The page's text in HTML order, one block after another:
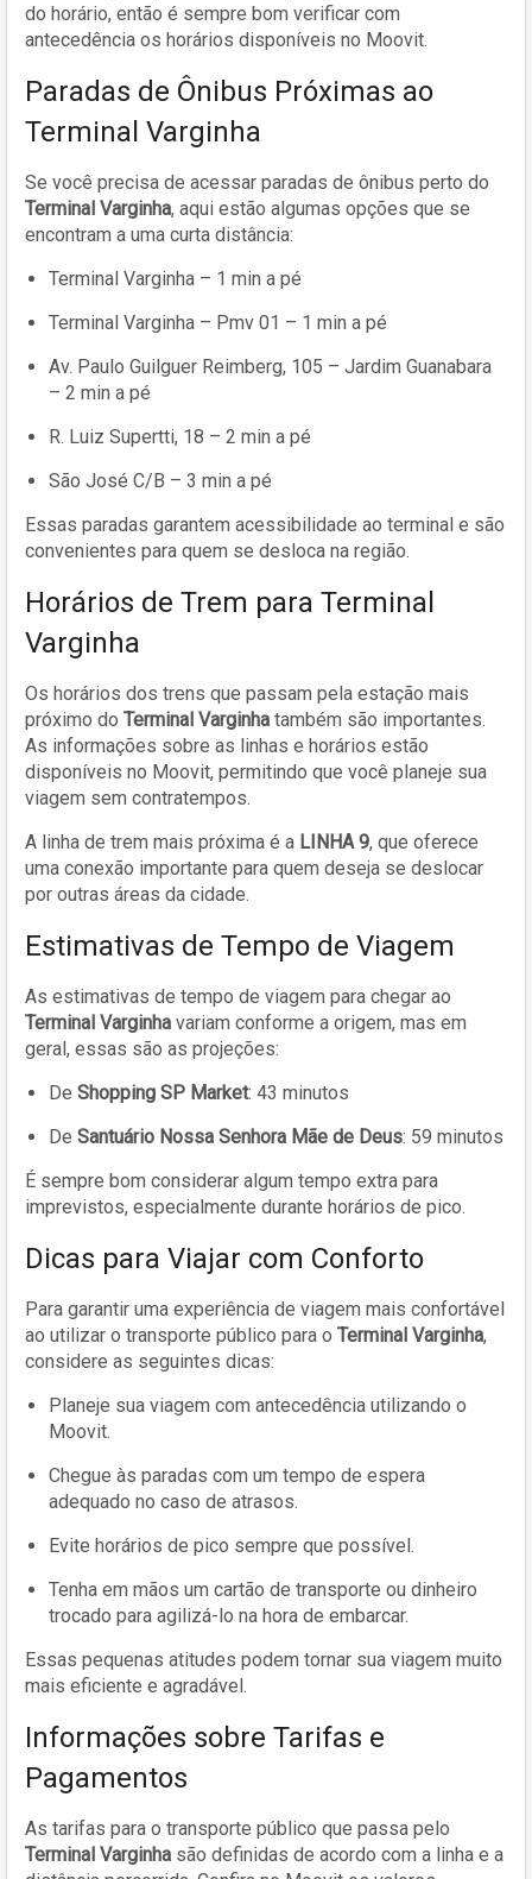
do horário, então é sempre bom verificar com
antecedência os horários disponíveis no Moovit.
Paradas de Ônibus Próximas ao
Terminal Varginha
Se você precisa de acessar paradas de ônibus perto do
Terminal Varginha, aqui estão algumas opções que se
encontram a uma curta distância:
Terminal Varginha – 1 min a pé
Terminal Varginha – Pmv 01 – 1 min a pé
Av. Paulo Guilguer Reimberg, 105 – Jardim Guanabara
– 2 min a pé
R. Luiz Supertti, 18 – 2 min a pé
São José C/B – 3 min a pé
Essas paradas garantem acessibilidade ao terminal e são
convenientes para quem se desloca na região.
Horários de Trem para Terminal
Varginha
Os horários dos trens que passam pela estação mais
próximo do Terminal Varginha também são importantes.
As informações sobre as linhas e horários estão
disponíveis no Moovit, permitindo que você planeje sua
viagem sem contratempos.
A linha de trem mais próxima é a LINHA 9, que oferece
uma conexão importante para quem deseja se deslocar
por outras áreas da cidade.
Estimativas de Tempo de Viagem
As estimativas de tempo de viagem para chegar ao
Terminal Varginha variam conforme a origem, mas em
geral, essas são as projeções:
De Shopping SP Market: 43 minutos
De Santuário Nossa Senhora Mãe de Deus: 59 minutos
É sempre bom considerar algum tempo extra para
imprevistos, especialmente durante horários de pico.
Dicas para Viajar com Conforto
Para garantir uma experiência de viagem mais confortável
ao utilizar o transporte público para o Terminal Varginha,
considere as seguintes dicas:
Planeje sua viagem com antecedência utilizando o
Moovit.
Chegue às paradas com um tempo de espera
adequado no caso de atrasos.
Evite horários de pico sempre que possível.
Tenha em mãos um cartão de transporte ou dinheiro
trocado para agilizá-lo na hora de embarcar.
Essas pequenas atitudes podem tornar sua viagem muito
mais eficiente e agradável.
Informações sobre Tarifas e
Pagamentos
As tarifas para o transporte público que passa pelo
Terminal Varginha são definidas de acordo com a linha e a